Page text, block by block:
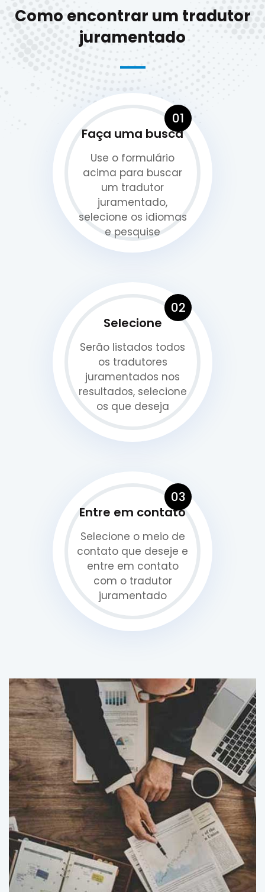
Como encontrar um tradutor
juramentado
01
Faça uma busca
Use o formulário
acima para buscar
um tradutor
juramentado,
selecione os idiomas
e pesquise
02
Selecione
Serão listados todos
os tradutores
juramentados nos
resultados, selecione
os que deseja
03
Entre em contato
Selecione o meio de
contato que deseje e
entre em contato
com o tradutor
juramentado